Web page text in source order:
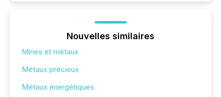
Nouvelles similaires
Mines et métaux
Métaux précieux
Métaux énergétiques